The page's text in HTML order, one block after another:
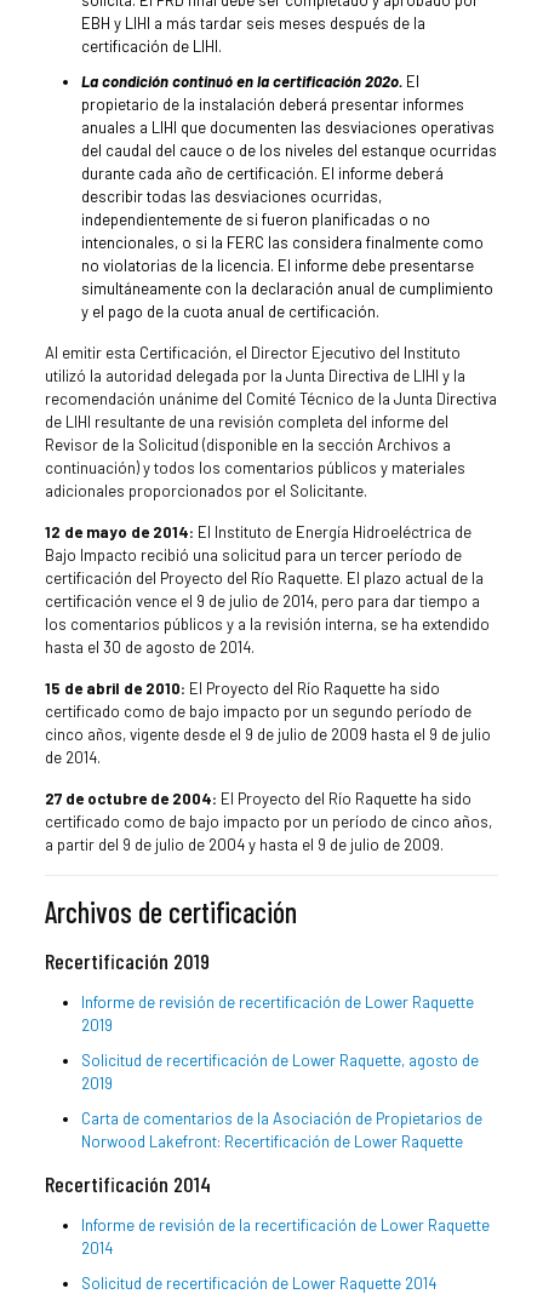
EBH y LIHI a más tardar seis meses después de la
certificación de LIHI.
La condición continuó en la certificación 202o.El
propietario de la instalación deberá presentar informes
anuales a LIHI que documenten las desviaciones operativas
del caudal del cauce o de los niveles del estanque ocurridas
durante cada año de certificación. El informe deberá
describir todas las desviaciones ocurridas,
independientemente de si fueron planificadas o no
intencionales, o si la FERC las considera finalmente como
no violatorias de la licencia. El informe debe presentarse
simultáneamente con la declaración anual de cumplimiento
y el pago de la cuota anual de certificación.
Al emitir esta Certificación, el Director Ejecutivo del Instituto
utilizó la autoridad delegada por la Junta Directiva de LIHI y la
recomendación unánime del Comité Técnico de la Junta Directiva
de LIHI resultante de una revisión completa del informe del
Revisor de la Solicitud (disponible en la sección Archivos a
continuación) y todos los comentarios públicos y materiales
adicionales proporcionados por el Solicitante.
12 de mayo de 2014: El Instituto de Energía Hidroeléctrica de
Bajo Impacto recibió una solicitud para un tercer período de
certificación del Proyecto del Río Raquette. El plazo actual de la
certificación vence el 9 de julio de 2014, pero para dar tiempo a
los comentarios públicos y a la revisión interna, se ha extendido
hasta el 30 de agosto de 2014.
15 de abril de 2010: El Proyecto del Río Raquette ha sido
certificado como de bajo impacto por un segundo período de
cinco años, vigente desde el 9 de julio de 2009 hasta el 9 de julio
de 2014.
27 de octubre de 2004: El Proyecto del Río Raquette ha sido
certificado como de bajo impacto por un período de cinco años,
a partir del 9 de julio de 2004 y hasta el 9 de julio de 2009.
Archivos de certificación
Recertificación 2019
Informe de revisión de recertificación de Lower Raquette
2019
Solicitud de recertificación de Lower Raquette, agosto de
2019
Carta de comentarios de la Asociación de Propietarios de
Norwood Lakefront: Recertificación de Lower Raquette
Recertificación 2014
Informe de revisión de la recertificación de Lower Raquette
2014
Solicitud de recertificación de Lower Raquette 2014